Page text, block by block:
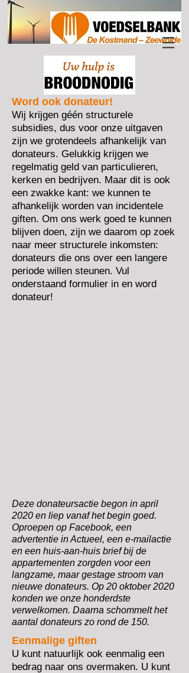
Word ook donateur!
Wij krijgen géén structurele
subsidies, dus voor onze uitgaven
zijn we grotendeels afhankelijk van
donateurs. Gelukkig krijgen we
regelmatig geld van particulieren,
kerken en bedrijven. Maar dit is ook
een zwakke kant: we kunnen te
afhankelijk worden van incidentele
giften. Om ons werk goed te kunnen
blijven doen, zijn we daarom op zoek
naar meer structurele inkomsten:
donateurs die ons over een langere
periode willen steunen. Vul
onderstaand formulier in en word
donateur!
Deze donateursactie begon in april
2020 en liep vanaf het begin goed.
Oproepen op Facebook, een
advertentie in Actueel, een e-mailactie
en een huis-aan-huis brief bij de
appartementen zorgden voor een
langzame, maar gestage stroom van
nieuwe donateurs. Op 20 oktober 2020
konden we onze honderdste
verwelkomen. Daarna schommelt het
aantal donateurs zo rond de 150.
Eenmalige giften
U kunt natuurlijk ook eenmalig een
bedrag naar ons overmaken. U kunt